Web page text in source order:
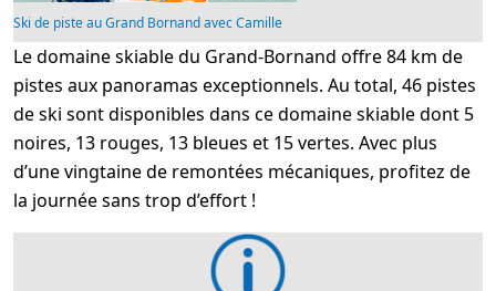
Ski de piste au Grand Bornand avec Camille
Le domaine skiable du Grand-Bornand offre 84 km de
pistes aux panoramas exceptionnels. Au total, 46 pistes
de ski sont disponibles dans ce domaine skiable dont 5
noires, 13 rouges, 13 bleues et 15 vertes. Avec plus
d’une vingtaine de remontées mécaniques, profitez de
la journée sans trop d’effort !